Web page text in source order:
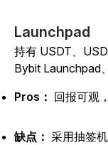
Launchpad
持有 USDT、
Bybit Launchpad
Pros： 回报可观
缺点： 采用抽签